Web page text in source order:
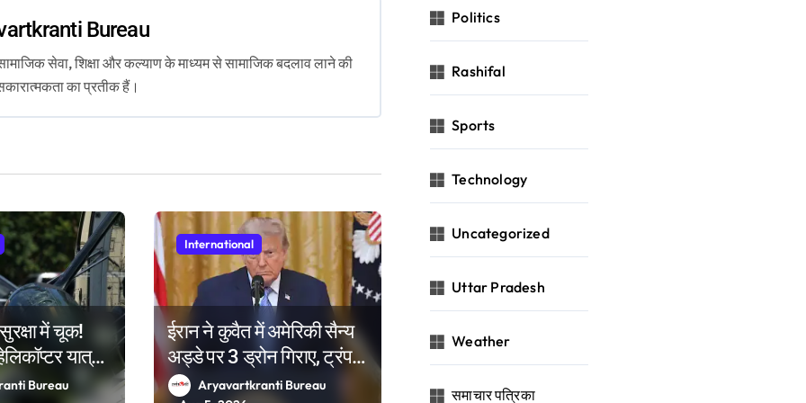
Bureau
सामाजिक सेवा, शिक्षा और कल्याण के माध्यम से सामाजिक बदलाव लाने की
का प्रतीक हैं।
में चूक!
यात्री
पहुंचा,
Bureau
International
ईरान ने कुवैत में अमेरिकी सैन्य
अड्डे पर 3 ड्रोन गिराए, ट्रंप
की चेतावनी-आखिरी मौका
Aryavartkranti Bureau
Politics
Rashifal
Sports
Technology
Uncategorized
Uttar Pradesh
Weather
समाचार पत्रिका